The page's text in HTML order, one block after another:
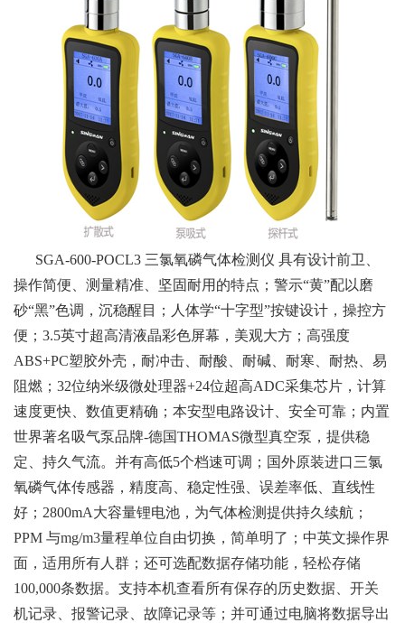
SGA-600-POCL3 三氯氧磷气体检测仪 具有设计前卫、
操作简便、测量精准、坚固耐用的特点；警示“黄”配以磨
砂“黑”色调，沉稳醒目；人体学“十字型”按键设计，操控方
便；3.5英寸超高清液晶彩色屏幕，美观大方；高强度
ABS+PC塑胶外壳，耐冲击、耐酸、耐碱、耐寒、耐热、易
阻燃；32位纳米级微处理器+24位超高ADC采集芯片，计算
速度更快、数值更精确；本安型电路设计、安全可靠；内置
世界著名吸气泵品牌-德国THOMAS微型真空泵，提供稳
定、持久气流。并有高低5个档速可调；国外原装进口三氯
氧磷气体传感器，精度高、稳定性强、误差率低、直线性
好；2800mA大容量锂电池，为气体检测提供持久续航；
PPM 与mg/m3量程单位自由切换，简单明了；中英文操作界
面，适用所有人群；还可选配数据存储功能，轻松存储
100,000条数据。支持本机查看所有保存的历史数据、开关
机记录、报警记录、故障记录等；并可通过电脑将数据导出